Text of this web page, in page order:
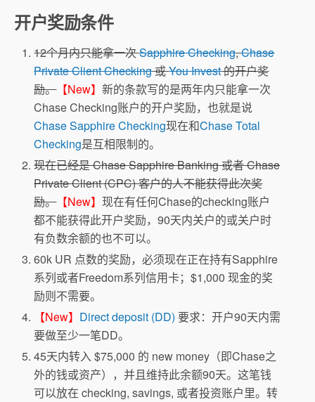
开户奖励条件
12个月内只能拿一次Sapphire Checking,Chase
Private Client Checking或You Invest的开户奖
励。【New】新的条款写的是两年内只能拿一次
Chase Checking账户的开户奖励，也就是说
Chase Sapphire Checking现在和Chase Total
Checking是互相限制的。
现在已经是 Chase Sapphire Banking 或者 Chase
Private Client (CPC) 客户的人不能获得此次奖
励。【New】现在有任何Chase的checking账户
都不能获得此开户奖励，90天内关户的或关户时
有负数余额的也不可以。
60k UR 点数的奖励，必须现在正在持有Sapphire
系列或者Freedom系列信用卡；$1,000 现金的奖
励则不需要。
【New】 Direct deposit (DD) 要求：开户90天内需
要做至少一笔DD。
45天内转入 $75,000 的 new money（即Chase之
外的钱或资产），并且维持此余额90天。这笔钱
可以放在 checking, savings, 或者投资账户里。转